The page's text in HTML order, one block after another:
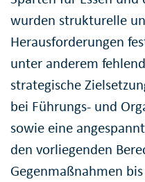
wurden strukturelle
Herausforderungen
unter anderem
strategische
bei Führungs- und
sowie eine
den vorliegenden
Gegenmaßnahmen